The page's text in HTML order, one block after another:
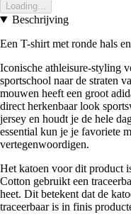
Loading...
Beschrijving
Een T-shirt met ronde hals
Iconische athleisure-styling
sportschool naar de straten
mouwen heeft een groot
direct herkenbaar look
jersey en houdt je de hele
essential kun je je favoriete
vertegenwoordigen.
Het katoen voor dit product
Cotton gebruikt een
heet. Dit betekent dat de
traceerbaar is in finis